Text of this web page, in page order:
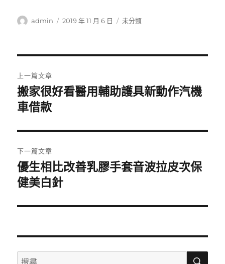
作
admin
發
2019 年 11 月 6 日
分
未分類
章
導
覽
上一篇文章
上
一
文
章:
搬家很好看醫用輔助護具新動作汽機
車借款
下一篇文章
下
一
文
優生相比改善乳膠手套音波拉皮次保
健美白針
搜
搜